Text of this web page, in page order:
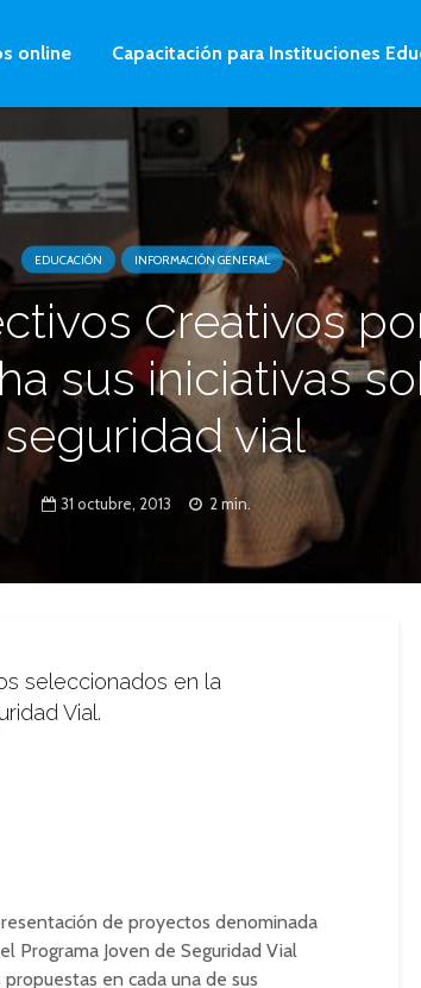
online Capacitación para Instituciones
EDUCACIÓN INFORMACIÓN GENERAL
Creativos
sus iniciativas
seguridad vial
31 octubre, 2013 2 min.
seleccionados en la
Vial.
de proyectos denominada
Programa Joven de Seguridad Vial
en cada una de sus